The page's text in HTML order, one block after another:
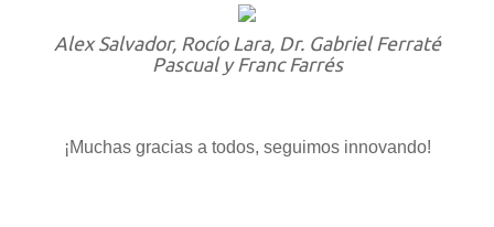
Alex Salvador, Rocío Lara, Dr. Gabriel Ferraté
Pascual y Franc Farrés
¡Muchas gracias a todos, seguimos innovando!